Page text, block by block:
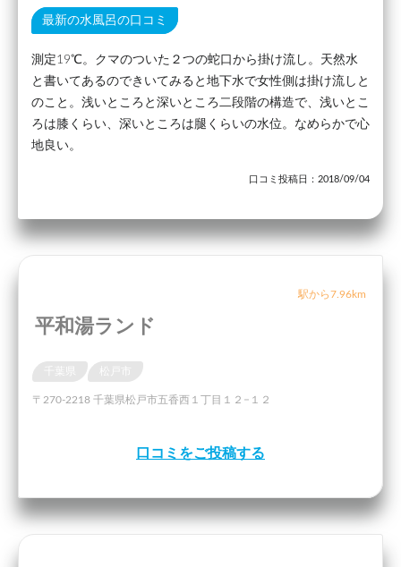
最新の水風呂の口コミ
測定19℃。クマのついた２つの蛇口から掛け流し。天然水
と書いてあるのできいてみると地下水で女性側は掛け流しと
のこと。浅いところと深いところ二段階の構造で、浅いとこ
ろは膝くらい、深いところは腿くらいの水位。なめらかで心
地良い。
口コミ投稿日：2018/09/04
駅から7.96km
平和湯ランド
千葉県
〒270-2218 千葉県松戸市五香西１丁目１２−１２
口コミをご投稿する